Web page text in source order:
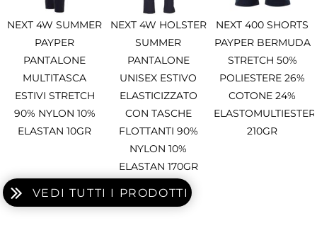
NEXT 4W SUMMER
PAYPER
PANTALONE
MULTITASCA
ESTIVI STRETCH
90% NYLON 10%
ELASTAN 10GR
NEXT 4W HOLSTER
SUMMER
PANTALONE
UNISEX ESTIVO
ELASTICIZZATO
CON TASCHE
FLOTTANTI 90%
NYLON 10%
ELASTAN 170GR
NEXT 400 SHORTS
PAYPER BERMUDA
STRETCH 50%
POLIESTERE 26%
COTONE 24%
210GR
VEDI TUTTI I PRODOTTI